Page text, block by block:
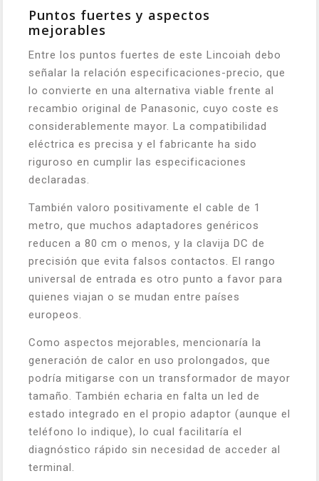
Puntos fuertes y aspectos
mejorables
Entre los puntos fuertes de este Lincoiah debo
señalar la relación especificaciones-precio, que
lo convierte en una alternativa viable frente al
recambio original de Panasonic, cuyo coste es
considerablemente mayor. La compatibilidad
eléctrica es precisa y el fabricante ha sido
riguroso en cumplir las especificaciones
declaradas.
También valoro positivamente el cable de 1
metro, que muchos adaptadores genéricos
reducen a 80 cm o menos, y la clavija DC de
precisión que evita falsos contactos. El rango
universal de entrada es otro punto a favor para
quienes viajan o se mudan entre países
europeos.
Como aspectos mejorables, mencionaría la
generación de calor en uso prolongados, que
podría mitigarse con un transformador de mayor
tamaño. También echaria en falta un led de
estado integrado en el propio adaptor (aunque el
teléfono lo indique), lo cual facilitaría el
diagnóstico rápido sin necesidad de acceder al
terminal.